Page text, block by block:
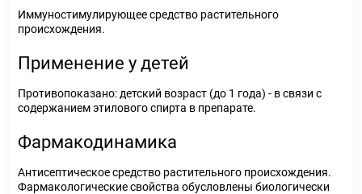
Иммуностимулирующее средство растительного
происхождения.
Применение у детей
Противопоказано: детский возраст (до 1 года) - в связи с
содержанием этилового спирта в препарате.
Фармакодинамика
Антисептическое средство растительного происхождения.
Фармакологические свойства обусловлены биологически